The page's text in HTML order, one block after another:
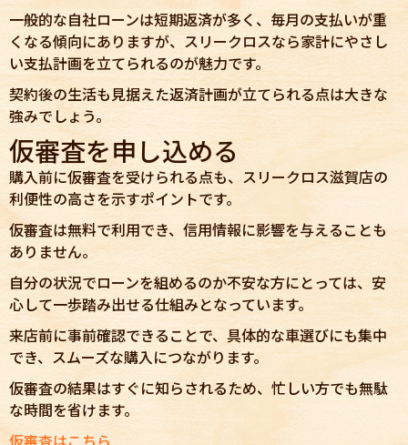
一般的な自社ローンは短期返済が多く、毎月の支払いが重
くなる傾向にありますが、スリークロスなら家計にやさし
い支払計画を立てられるのが魅力です。
契約後の生活も見据えた返済計画が立てられる点は大きな
強みでしょう。
仮審査を申し込める
購入前に仮審査を受けられる点も、スリークロス滋賀店の
利便性の高さを示すポイントです。
仮審査は無料で利用でき、信用情報に影響を与えることも
ありません。
自分の状況でローンを組めるのか不安な方にとっては、安
心して一歩踏み出せる仕組みとなっています。
来店前に事前確認できることで、具体的な車選びにも集中
でき、スムーズな購入につながります。
仮審査の結果はすぐに知らされるため、忙しい方でも無駄
な時間を省けます。
仮審査はこちら